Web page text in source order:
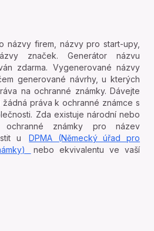
názvy firem, názvy pro start-upy,
značek. Generátor názvu
zdarma. Vygenerované názvy
generované návrhy, u kterých
na ochranné známky. Dávejte
práva k ochranné známce s
Zda existuje národní nebo
ochranné známky pro název
u
DPMA (Německý úřad pro
nebo ekvivalentu ve vaší